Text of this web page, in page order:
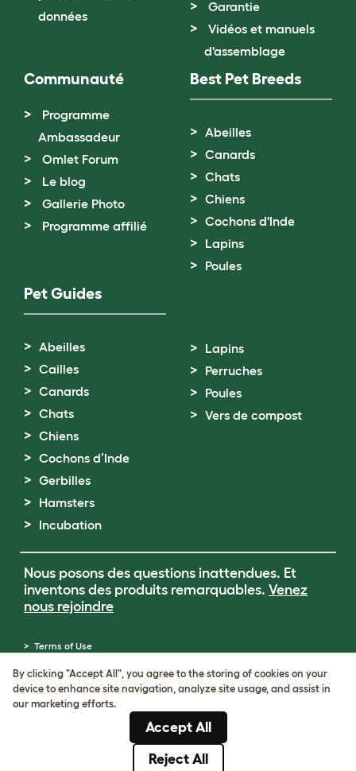
données
Garantie
Vidéos et manuels
d'assemblage
Communauté
Programme
Ambassadeur
Omlet Forum
Le blog
Gallerie Photo
Programme affilié
Best Pet Breeds
Abeilles
Canards
Chats
Chiens
Cochons d'Inde
Lapins
Poules
Pet Guides
Abeilles
Cailles
Canards
Chats
Chiens
Cochons d’Inde
Gerbilles
Hamsters
Incubation
Lapins
Perruches
Poules
Vers de compost
Nous posons des questions inattendues. Et
inventons des produits remarquables. Venez
nous rejoindre
Terms of Use
Cookie Settings
Sitemap
Numéro de TVA: FR34839369105
Numéro d’immatriculation de l’entreprise:
By clicking "Accept All", you agree to the storing of cookies on your
device to enhance site navigation, analyze site usage, and assist in
our marketing efforts.
Accept All
Reject All